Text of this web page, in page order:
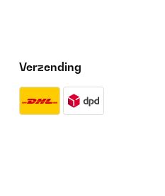
Verzending